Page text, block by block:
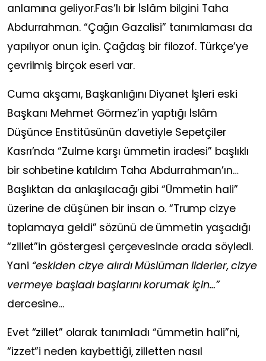
anlamına geliyor.Fas’lı bir İslâm bilgini Taha
Abdurrahman. “Çağın Gazalisi” tanımlaması da
yapılıyor onun için. Çağdaş bir filozof. Türkçe’ye
çevrilmiş birçok eseri var.
Cuma akşamı, Başkanlığını Diyanet İşleri eski
Başkanı Mehmet Görmez’in yaptığı İslâm
Düşünce Enstitüsünün davetiyle Sepetçiler
Kasrı’nda “Zulme karşı ümmetin iradesi” başlıklı
bir sohbetine katıldım Taha Abdurrahman’ın…
Başlıktan da anlaşılacağı gibi “Ümmetin hali”
üzerine de düşünen bir insan o. “Trump cizye
toplamaya geldi” sözünü de ümmetin yaşadığı
“zillet”in göstergesi çerçevesinde orada söyledi.
Yani “eskiden cizye alırdı Müslüman liderler, cizye
vermeye başladı başlarını korumak için…”
dercesine…
Evet “zillet” olarak tanımladı “ümmetin hali”ni,
“izzet”i neden kaybettiği, zilletten nasıl